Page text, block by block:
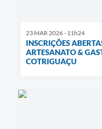
23 MAR 2026 - 11h24
INSCRIÇÕES
ARTESANATO &
COTRIGUAÇU